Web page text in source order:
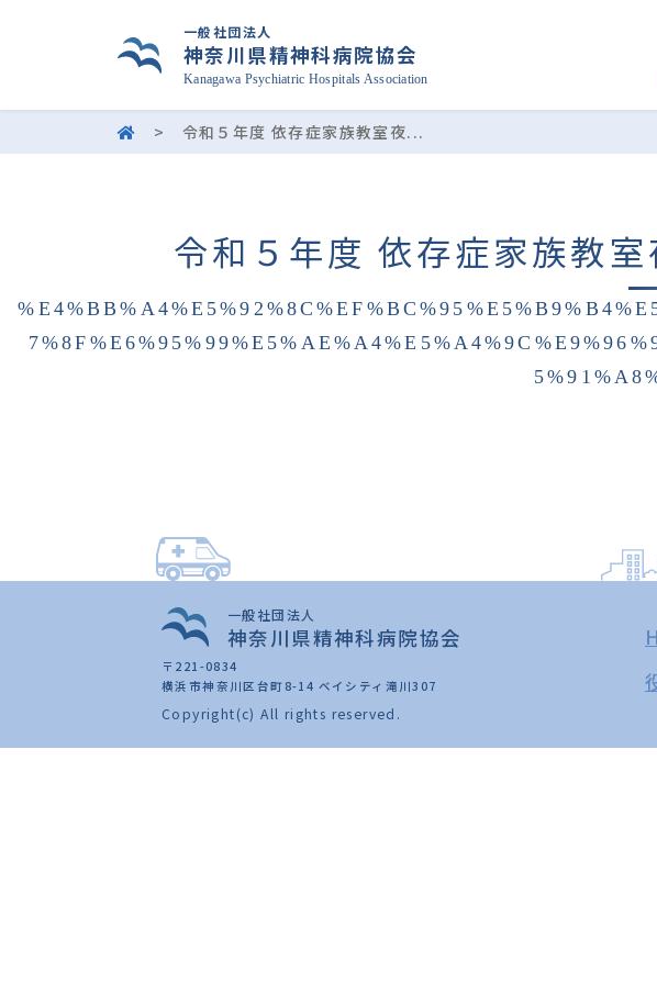
一般社団法人
神奈川県精神科病院協会
Kanagawa Psychiatric Hospitals Association
> 令和５年度 依存症家族教室夜...
令和５年度 依存症家族教
一般社団法人
神奈川県精神科病院協会
〒221-0834
横浜市神奈川区台町8-14 ベイシティ滝川307
Copyright(c) All rights reserved.